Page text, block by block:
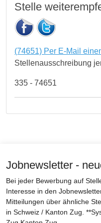
Stelle
(74651) Per E-Mail
Stellenausschreibung
335 - 74651
Jobnewsletter -
Bei jeder Bewerbung auf
Interesse in den
Mitteilungen über ähnliche
in Schweiz / Kanton Zug.